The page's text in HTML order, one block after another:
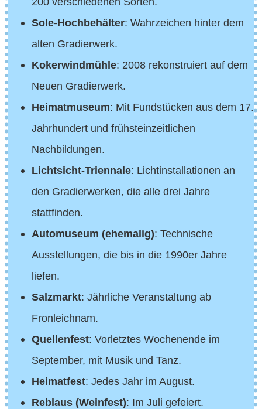
Sole-Hochbehälter: Wahrzeichen hinter dem
alten Gradierwerk.
Kokerwindmühle: 2008 rekonstruiert auf dem
Neuen Gradierwerk.
Heimatmuseum: Mit Fundstücken aus dem 17.
Jahrhundert und frühsteinzeitlichen
Nachbildungen.
Lichtsicht-Triennale: Lichtinstallationen an
den Gradierwerken, die alle drei Jahre
stattfinden.
Automuseum (ehemalig): Technische
Ausstellungen, die bis in die 1990er Jahre
liefen.
Salzmarkt: Jährliche Veranstaltung ab
Fronleichnam.
Quellenfest: Vorletztes Wochenende im
September, mit Musik und Tanz.
Heimatfest: Jedes Jahr im August.
Reblaus (Weinfest): Im Juli gefeiert.